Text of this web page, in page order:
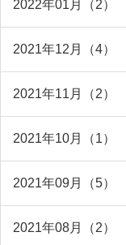
2022年01月（2）
2021年12月（4）
2021年11月（2）
2021年10月（1）
2021年09月（5）
2021年08月（2）